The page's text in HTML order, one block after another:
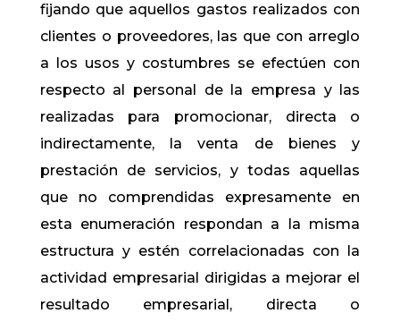
fijando que aquellos gastos realizados con
clientes o proveedores, las que con arreglo
a los usos y costumbres se efectúen con
respecto al personal de la empresa y las
realizadas para promocionar, directa o
indirectamente, la venta de bienes y
prestación de servicios, y todas aquellas
que no comprendidas expresamente en
esta enumeración respondan a la misma
estructura y estén correlacionadas con la
actividad empresarial dirigidas a mejorar el
resultado empresarial, directa o